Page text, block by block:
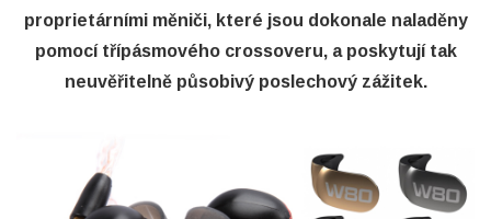
proprietárními měniči, které jsou dokonale naladěny
pomocí třípásmového crossoveru, a poskytují tak
neuvěřitelně působivý poslechový zážitek.